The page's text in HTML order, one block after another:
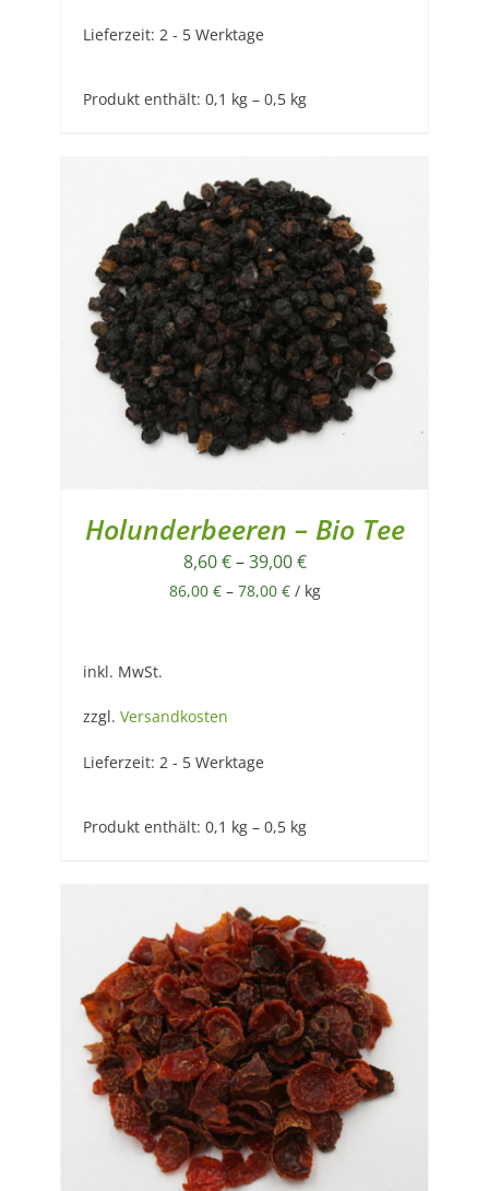
Lieferzeit: 2 - 5 Werktage
Produkt enthält: 0,1 kg – 0,5 kg
Holunderbeeren – Bio Tee
8,60€–39,00€
86,00 €– 78,00 €/ kg
inkl. MwSt.
zzgl. Versandkosten
Lieferzeit: 2 - 5 Werktage
Produkt enthält: 0,1 kg – 0,5 kg